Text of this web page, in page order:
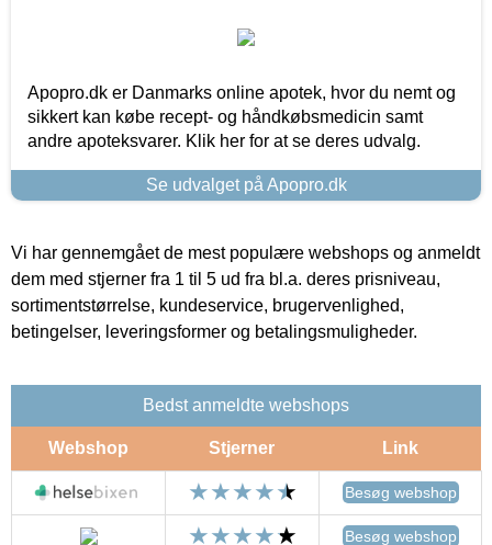
Apopro.dk er Danmarks online apotek, hvor du nemt og
sikkert kan købe recept- og håndkøbsmedicin samt
andre apoteksvarer. Klik her for at se deres udvalg.
Se udvalget på Apopro.dk
Vi har gennemgået de mest populære webshops og anmeldt
dem med stjerner fra 1 til 5 ud fra bl.a. deres prisniveau,
sortimentstørrelse, kundeservice, brugervenlighed,
betingelser, leveringsformer og betalingsmuligheder.
Bedst anmeldte webshops
Webshop Stjerner Link
Besøg webshop
Besøg webshop